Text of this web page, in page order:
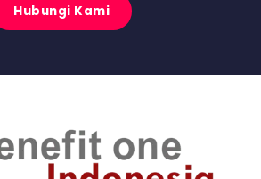
Hubungi Kami